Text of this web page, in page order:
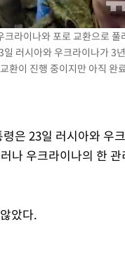
라이나와 포로 교환으로 풀
러시아와 우크라이나가 3
환이 진행 중이지만 아직 완
은 23일 러시아와 우
나 우크라이나의 한
았다.